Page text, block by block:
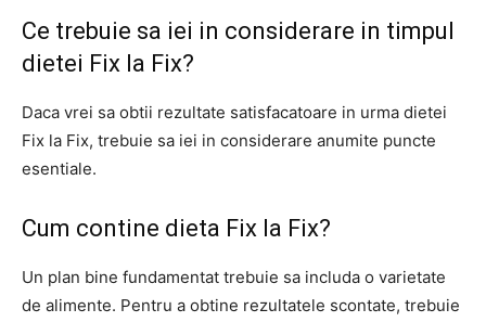
Ce trebuie sa iei in considerare in timpul
dietei Fix la Fix?
Daca vrei sa obtii rezultate satisfacatoare in urma dietei
Fix la Fix, trebuie sa iei in considerare anumite puncte
esentiale.
Cum contine dieta Fix la Fix?
Un plan bine fundamentat trebuie sa includa o varietate
de alimente. Pentru a obtine rezultatele scontate, trebuie